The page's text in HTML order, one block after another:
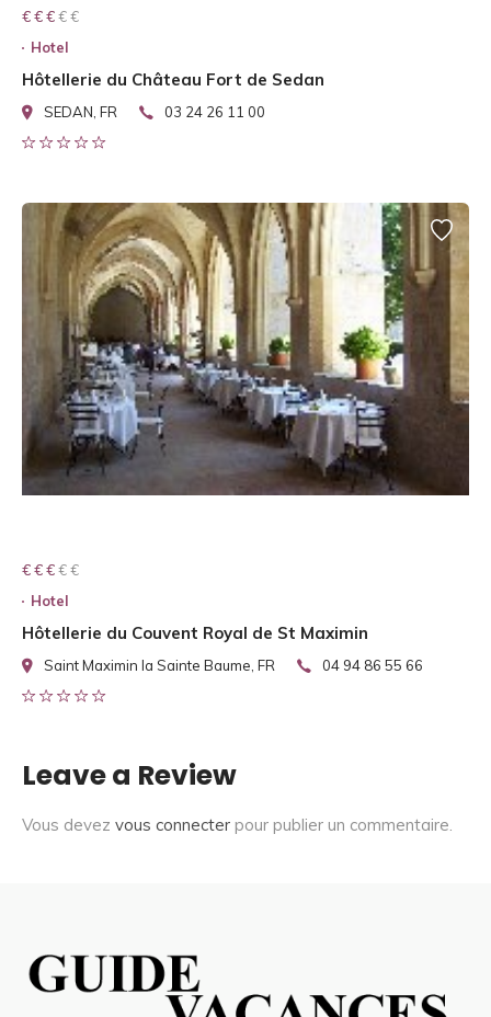
€ € € € €
€ € €
Hotel
Hôtellerie du Château Fort de Sedan
SEDAN, FR 03 24 26 11 00
€ € € € €
€ € €
Hotel
Hôtellerie du Couvent Royal de St Maximin
Saint Maximin la Sainte Baume, FR 04 94 86 55 66
Leave a Review
Vous devez vous connecter pour publier un commentaire.